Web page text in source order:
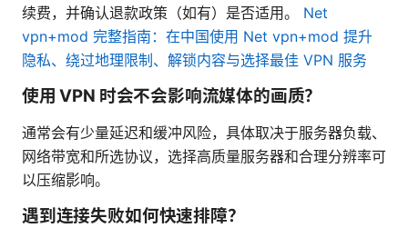
续费，并确认退款政策（如有）是否适用。 Net
vpn+mod 完整指南：在中国使用 Net vpn+mod 提升
隐私、绕过地理限制、解锁内容与选择最佳 VPN 服务
使用 VPN 时会不会影响流媒体的画质？
通常会有少量延迟和缓冲风险，具体取决于服务器负载、
网络带宽和所选协议，选择高质量服务器和合理分辨率可
以压缩影响。
遇到连接失败如何快速排障？